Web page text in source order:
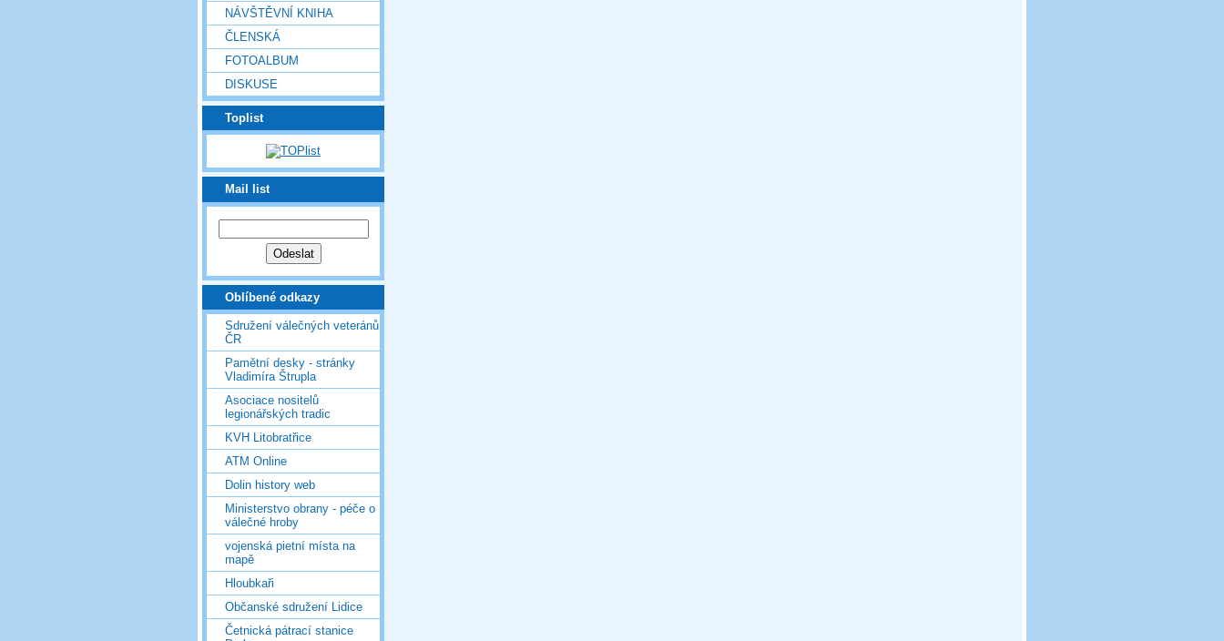
NÁVŠTĚVNÍ KNIHA
ČLENSKÁ
FOTOALBUM
DISKUSE
Toplist
Mail list
Oblíbené odkazy
Sdružení válečných veteránů
ČR
Pamětní desky - stránky
Vladimíra Štrupla
Asociace nositelů
legionářských tradic
KVH Litobratřice
ATM Online
Dolin history web
Ministerstvo obrany - péče o
válečné hroby
vojenská pietní místa na
mapě
Hloubkaři
Občanské sdružení Lidice
Četnická pátrací stanice